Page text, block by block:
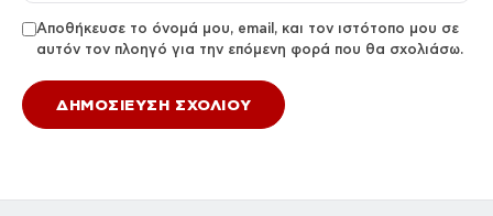
Αποθήκευσε το όνομά μου, email, και τον ιστότοπο μου σε
αυτόν τον πλοηγό για την επόμενη φορά που θα σχολιάσω.